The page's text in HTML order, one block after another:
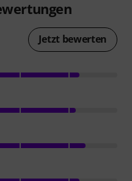
Jetzt bewerten